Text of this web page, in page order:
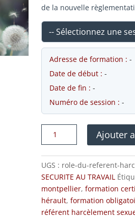
de la nouvelle
Adresse de formation : -
Date de début : -
Date de fin : -
Numéro de session : -
quantité
Rôle
du
référent
harcèlement
sexuel
et
Ajouter
UGS : role-du-referent-
SECURITE AU TRAVAIL
montpellier, formation
hérault, formation
référent harcèlement